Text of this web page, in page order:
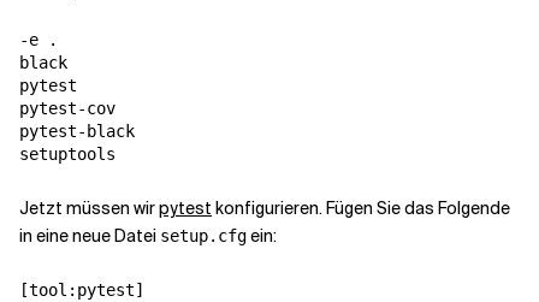
-e .
black
pytest
pytest-cov
pytest-black
Jetzt müssen wirpytest konfigurieren. Fügen Sie das Folgende
in eine neue Datei setup.cfgein:
[tool:pytest]